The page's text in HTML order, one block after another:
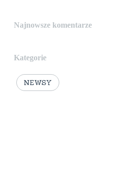
Najnowsze komentarze
Kategorie
NEWSY